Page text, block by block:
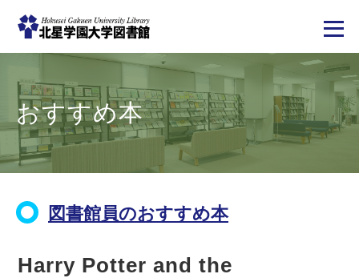
テ
ン
に
移
おすすめ本
図書館員のおすすめ本
Harry Potter and the